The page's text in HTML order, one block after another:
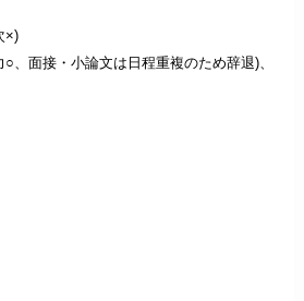
×)
、面接・小論文は日程重複のため辞退)、